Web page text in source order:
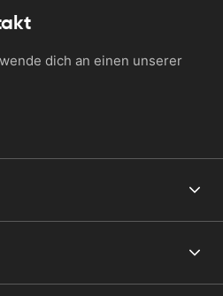
dich an einen unserer